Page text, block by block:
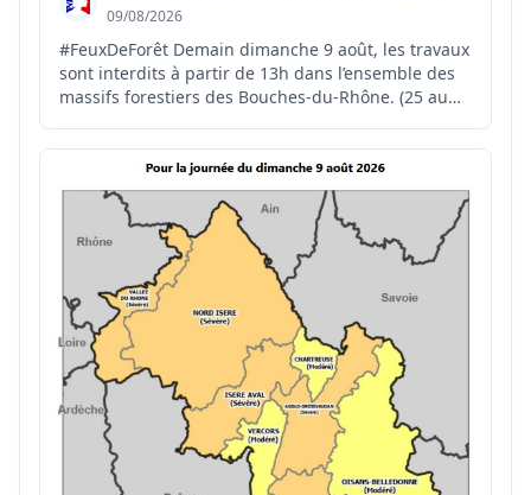
09/08/2026
#FeuxDeForêt Demain dimanche 9 août, les travaux
sont interdits à partir de 13h dans l’ensemble des
massifs forestiers des Bouches-du-Rhône. (25 au
à condition de disposer sur place d’un dispositif de
prévention et d’extinction adapté. 🔥☎️En...